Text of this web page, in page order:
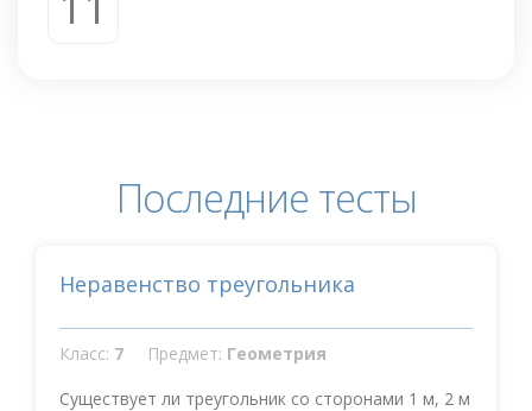
Последние тесты
Неравенство треугольника
Класс: 7 Предмет: Геометрия
Существует ли треугольник со сторонами 1 м, 2 м